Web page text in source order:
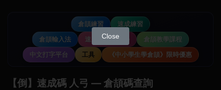
倉頡練習
速成練習
倉頡輸入法
速成輸入法教學
倉頡教學課程
中文打字平台
工具 《中小學生學倉頡》限時優惠
【倒】速成碼 人弓 — 倉頡碼查詢
Close